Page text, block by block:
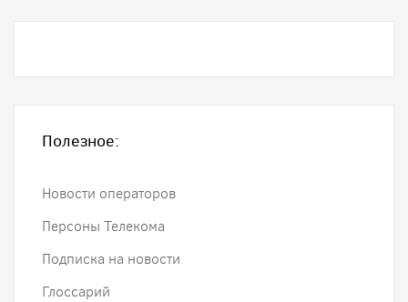
Полезное:
Новости операторов
Персоны Телекома
Подписка на новости
Глоссарий